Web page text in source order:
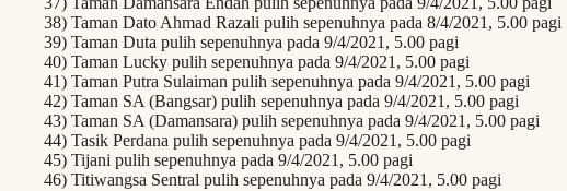
38) Taman Dato Ahmad Razali pulih sepenuhnya pada 8/4/2021, 5.00 pagi
39) Taman Duta pulih sepenuhnya pada 9/4/2021, 5.00 pagi
40) Taman Lucky pulih sepenuhnya pada 9/4/2021, 5.00 pagi
41) Taman Putra Sulaiman pulih sepenuhnya pada 9/4/2021, 5.00 pagi
42) Taman SA (Bangsar) pulih sepenuhnya pada 9/4/2021, 5.00 pagi
43) Taman SA (Damansara) pulih sepenuhnya pada 9/4/2021, 5.00 pagi
44) Tasik Perdana pulih sepenuhnya pada 9/4/2021, 5.00 pagi
45) Tijani pulih sepenuhnya pada 9/4/2021, 5.00 pagi
46) Titiwangsa Sentral pulih sepenuhnya pada 9/4/2021, 5.00 pagi